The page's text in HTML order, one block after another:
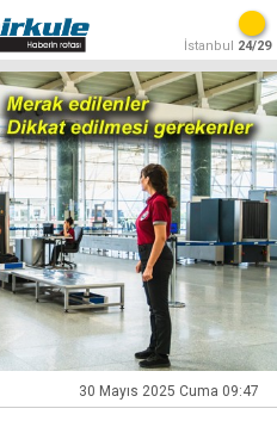
İstanbul 24/29
30 Mayıs 2025 Cuma 09:47